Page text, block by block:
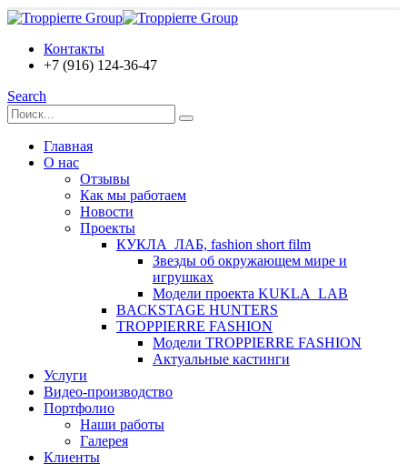
Контакты
+7 (916) 124-36-47
Search
Главная
О нас
Отзывы
Как мы работаем
Новости
Проекты
КУКЛА_ЛАБ, fashion short film
Звезды об окружающем мире и
игрушках
Модели проекта KUKLA_LAB
BACKSTAGE HUNTERS
TROPPIERRE FASHION
Модели TROPPIERRE FASHION
Актуальные кастинги
Услуги
Видео-производство
Портфолио
Наши работы
Галерея
Клиенты